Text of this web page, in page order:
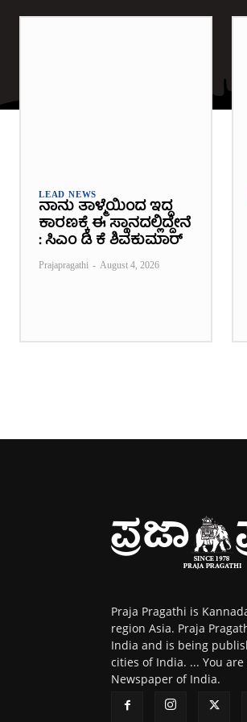
LEAD NEWS
ನಾನು ತಾಳ್ಮೆಯಿಂದ ಇದ್ದ
ಕಾರಣಕ್ಕೆ ಈ ಸ್ಥಾನದಲ್ಲಿದ್ದೇನೆ
: ಸಿಎಂ ಡಿ ಕೆ ಶಿವಕುಮಾರ್
Prajapragathi - August 4, 2026
Praja Pragathi is
region Asia. Praja
India and is being
cities of India. ... You
Newspaper of India.